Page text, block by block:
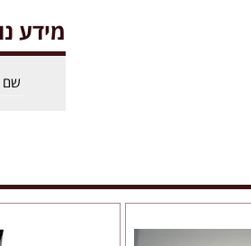
מידע
שם